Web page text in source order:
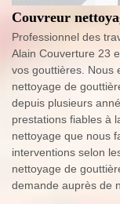
Couvreur
Professionnel des
Alain Couverture 23
vos gouttières. Nous
nettoyage de
depuis plusieurs
prestations fiables à
nettoyage que nous
interventions selon
nettoyage de
demande auprès de